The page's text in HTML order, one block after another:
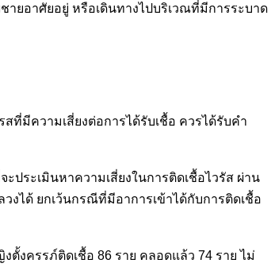
ยอาศัยอยู่ หรือเดินทางไปบริเวณที่มีการระบาด
มีความเสี่ยงต่อการได้รับเชื้อ ควรได้รับคำ
ประเมินหาความเสี่ยงในการติดเชื้อไวรัส ผ่าน
งได้ ยกเว้นกรณีที่มีอาการเข้าได้กับการติดเชื้อ
งครรภ์ติดเชื้อ 86 ราย คลอดแล้ว 74 ราย ไม่